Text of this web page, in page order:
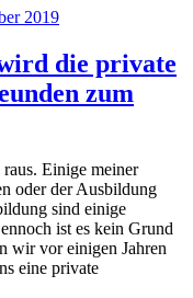
2019
die private
zum
raus. Einige meiner
oder der Ausbildung
sind einige
ist es kein Grund
wir vor einigen Jahren
eine private